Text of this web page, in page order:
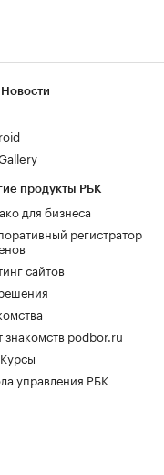
продукты РБК
для бизнеса
регистратор
сайтов
знакомств podbor.ru
управления РБК